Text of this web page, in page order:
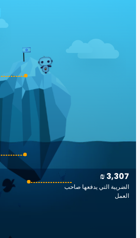
₪ 3,307
الضريبة التي يدفعها صاحب
العمل